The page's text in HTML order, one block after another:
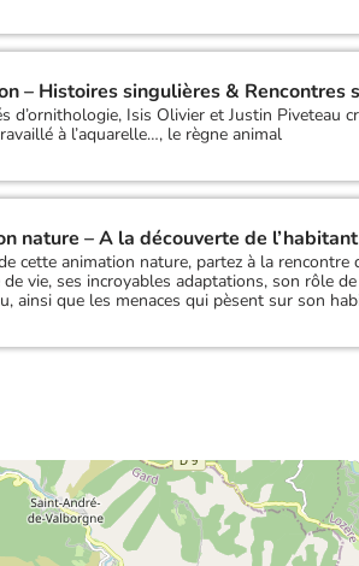
– Histoires singulières & Rencontres
d’ornithologie, Isis Olivier et Justin Piveteau
à l’aquarelle…, le règne animal
nature – A la découverte de
cette animation nature, partez à la
vie, ses incroyables adaptations, son rôle
ainsi que les menaces qui pèsent sur son